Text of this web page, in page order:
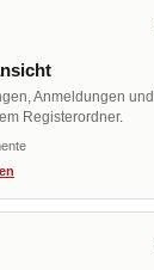
Anmeldungen
Registerordner.